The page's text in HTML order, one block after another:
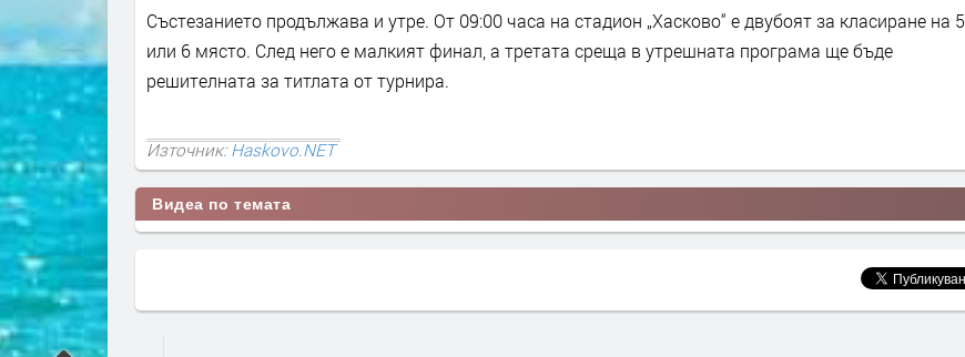
Състезанието продължава и утре. От 09:00 часа на стадион „Хасково“ е двубоят за класиране на 5
или 6 място. След него е малкият финал, а третата среща в утрешната програма ще бъде
решителната за титлата от турнира.
Източник:Haskovo.NET
Видеа по темата